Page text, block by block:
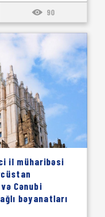
90
il müharibəsi
Cənubi
bəyanatları